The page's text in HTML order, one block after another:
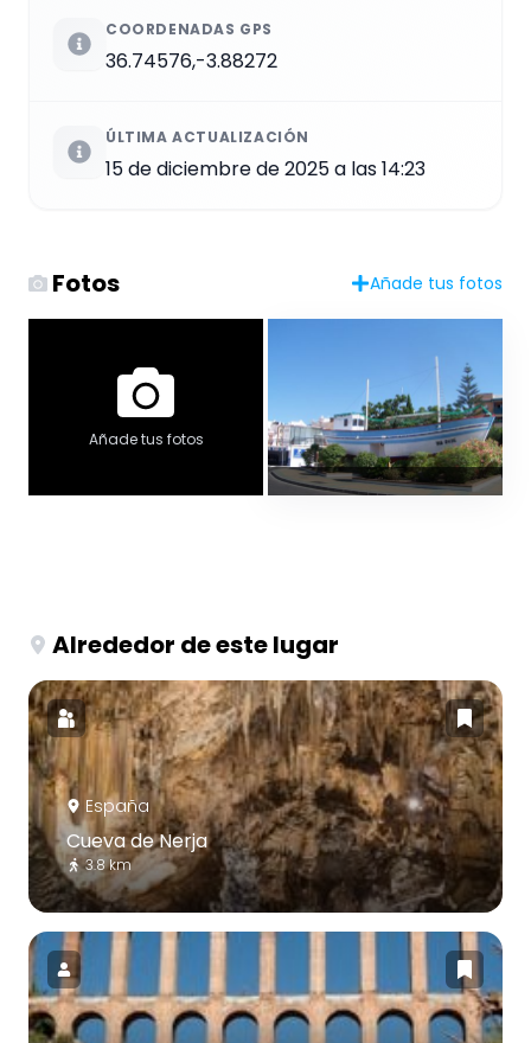
COORDENADAS GPS
36.74576,-3.88272
ÚLTIMA ACTUALIZACIÓN
15 de diciembre de 2025 a las 14:23
Fotos Añade tus fotos
Añade tus fotos
Alrededor de este lugar
España
Cueva de Nerja
3.8 km